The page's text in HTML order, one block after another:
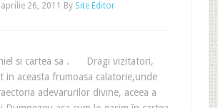
aprilie 26, 2011 By Site Editor
si cartea sa . Dragi vizitatori,
in aceasta frumoasa calatorie,unde
adevarurilor divine, aceea a